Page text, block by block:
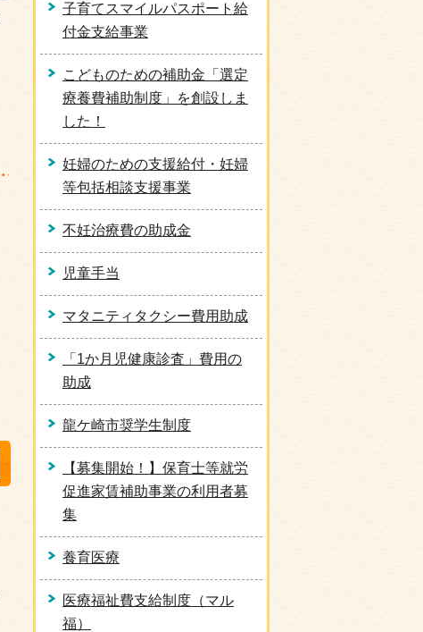
子育てスマイルパスポート給
付金支給事業
こどものための補助金「選定
療養費補助制度」を創設しま
した！
妊婦のための支援給付・妊婦
等包括相談支援事業
不妊治療費の助成金
児童手当
マタニティタクシー費用助成
「1か月児健康診査」費用の
助成
龍ケ崎市奨学生制度
【募集開始！】保育士等就労
促進家賃補助事業の利用者募
集
養育医療
医療福祉費支給制度（マル
福）